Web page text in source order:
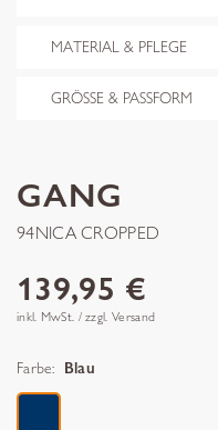
MATERIAL & PFLEGE
GRÖSSE & PASSFORM
GANG
94NICA CROPPED
139,95 €
inkl. MwSt. / zzgl. Versand
Farbe: Blau